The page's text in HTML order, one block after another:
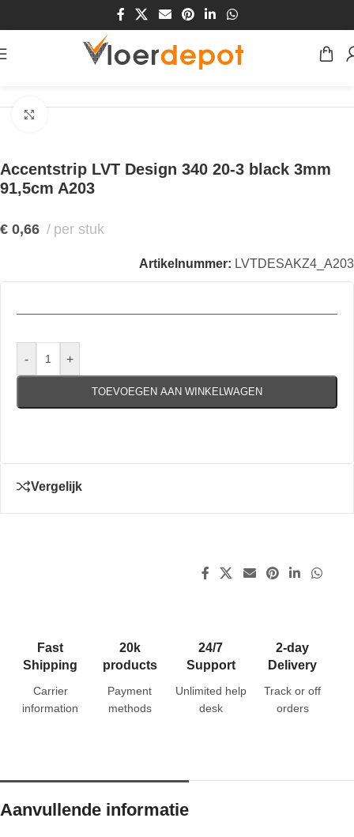
Accentstrip LVT Design 340 20-3 black 3mm
91,5cm A203
€ 0,66 per stuk
Artikelnummer: LVTDESAKZ4_A203
- +
TOEVOEGEN AAN WINKELWAGEN
Vergelijk
Fast
Shipping
Carrier
information
20k
products
Payment
methods
24/7
Support
Unlimited help
desk
2-day
Delivery
Track or off
orders
Aanvullende informatie